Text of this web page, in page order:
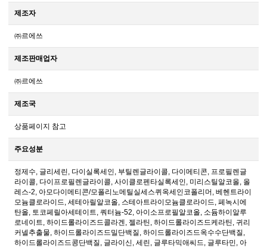
제조자
㈜르에쓰
제조판매업자
㈜르에쓰
제조국
상품페이지 참고
주요성분
정제수, 글리세린, 다이실록세인, 부틸렌글라이콜, 다이메티콘, 프로필렌글
라이콜, 다이프로필렌글라이콜, 사이클로펜타실록세인, 미리스틸알코올, 올
레스-2, 아모다이메티콘/모폴리노메틸실세스퀴옥세인코폴리머, 베헨트라이
모늄클로라이드, 세테아릴알코올, 스테아트라이모늄클로라이드, 페녹시에
탄올, 토코페릴아세테이트, 쿼터늄-52, 아이소프로필알코올, 소듐하이알루
로네이트, 하이드롤라이즈드콜라겐, 젤라틴, 하이드롤라이즈드케라틴, 귀리
커넬추출물, 하이드롤라이즈드밀단백질, 하이드롤라이즈드옥수수단백질,
하이드롤라이즈드콩단백질, 글라이신, 세린, 글루타믹애씨드, 글루타민, 아